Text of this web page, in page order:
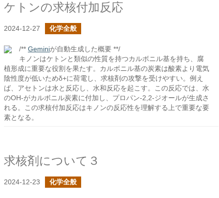
ケトンの求核付加反応
2024-12-27 化学全般
/** Geminiが自動生成した概要 **/
キノンはケトンと類似の性質を持つカルボニル基を持ち、腐
植形成に重要な役割を果たす。カルボニル基の炭素は酸素より電気
陰性度が低いためδ+に荷電し、求核剤の攻撃を受けやすい。例え
ば、アセトンは水と反応し、水和反応を起こす。この反応では、水
のOH-がカルボニル炭素に付加し、プロパン-2,2-ジオールが生成さ
れる。この求核付加反応はキノンの反応性を理解する上で重要な要
素となる。
求核剤について３
2024-12-23 化学全般